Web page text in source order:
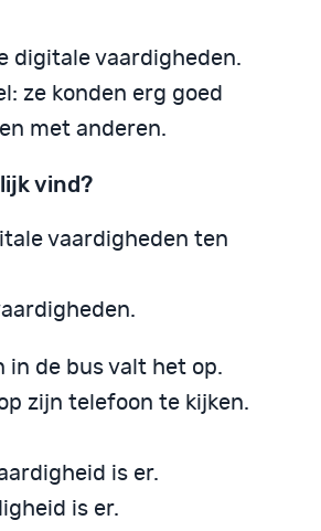
digitale vaardigheden.
ze konden erg goed
met anderen.
vind?
vaardigheden ten
in de bus valt het op.
zijn telefoon te kijken.
is er.
is er.